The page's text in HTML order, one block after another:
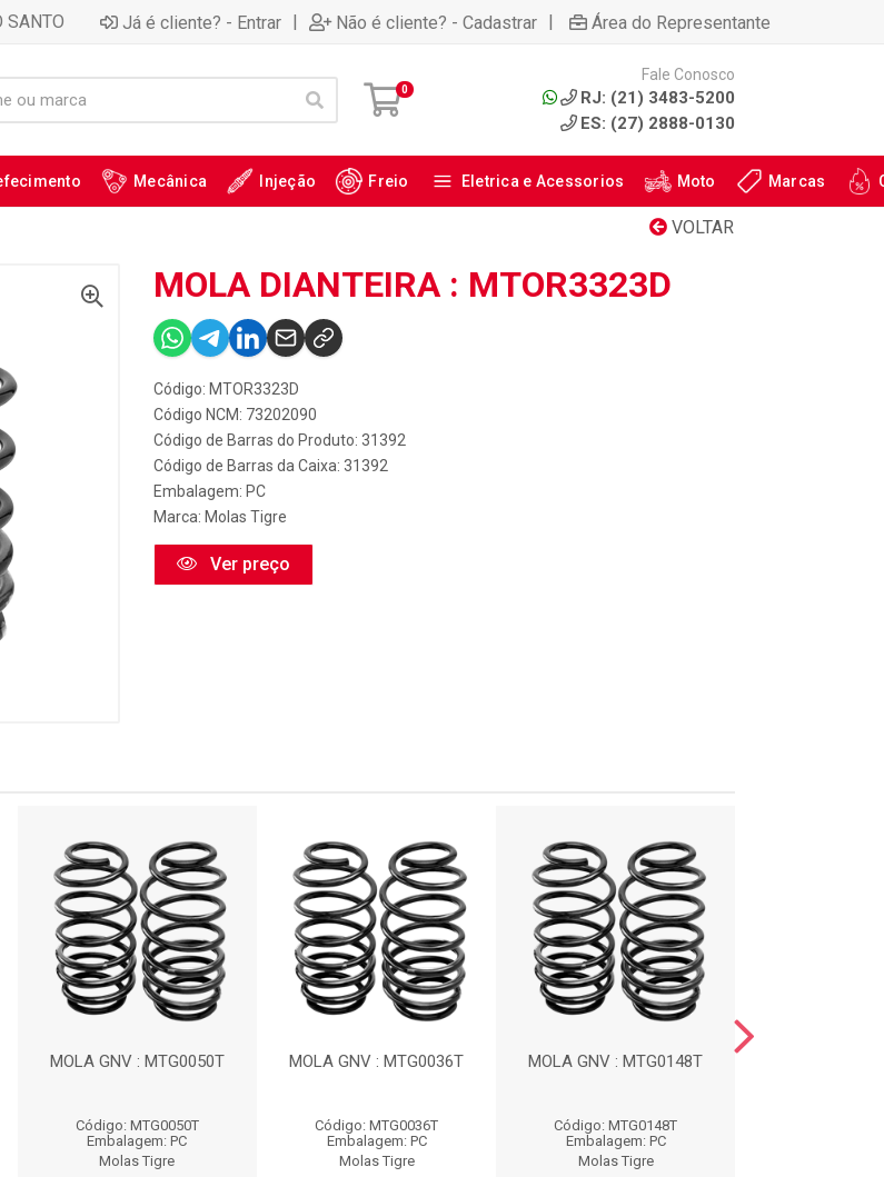
SANTO Já é cliente? - Entrar | Não é cliente? - Cadastrar | Área do Representante
0
Fale Conosco
RJ: (21) 3483-5200
ES: (27) 2888-0130
Mecânica Injeção Freio Eletrica e Acessorios Moto Marcas
VOLTAR
MOLA DIANTEIRA : MTOR3323D
Código: MTOR3323D
Código NCM: 73202090
Código de Barras do Produto: 31392
Código de Barras da Caixa: 31392
Embalagem: PC
Marca: Molas Tigre
Ver preço
MOLA GNV : MTG0050T
Código: MTG0050T
Embalagem: PC
Molas Tigre
MOLA GNV : MTG0036T
Código: MTG0036T
Embalagem: PC
Molas Tigre
MOLA GNV : MTG0148T
Código: MTG0148T
Embalagem: PC
Molas Tigre